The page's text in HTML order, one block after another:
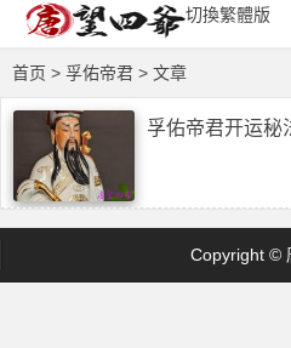
切換繁體版
首页 > 孚佑帝君 > 文章
孚佑帝君开运秘
Copyright ©